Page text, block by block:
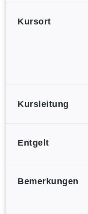
Kursort
Kursleitung
Entgelt
Bemerkungen